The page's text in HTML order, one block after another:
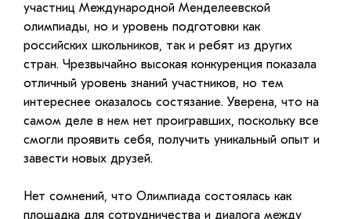
участниц Международной Менделеевской
олимпиады, но и уровень подготовки как
российских школьников, так и ребят из других
стран. Чрезвычайно высокая конкуренция показала
отличный уровень знаний участников, но тем
интереснее оказалось состязание. Уверена, что на
самом деле в нем нет проигравших, поскольку все
смогли проявить себя, получить уникальный опыт и
завести новых друзей.
Нет сомнений, что Олимпиада состоялась как
площадка для сотрудничества и диалога между